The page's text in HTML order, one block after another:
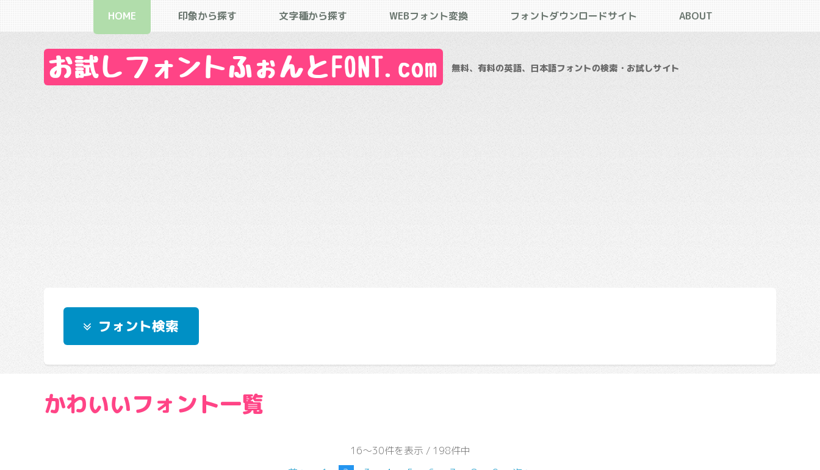
お試しフォントふぉんとFONT.com 無料、有料の英語、日本語フォントの検索・お試しサイト
フォント検索
かわいいフォント一覧
16～30件を表示 / 198件中
HOME 印象から探す 文字種から探す WEBフォント変換 フォントダウンロードサイト ABOUT